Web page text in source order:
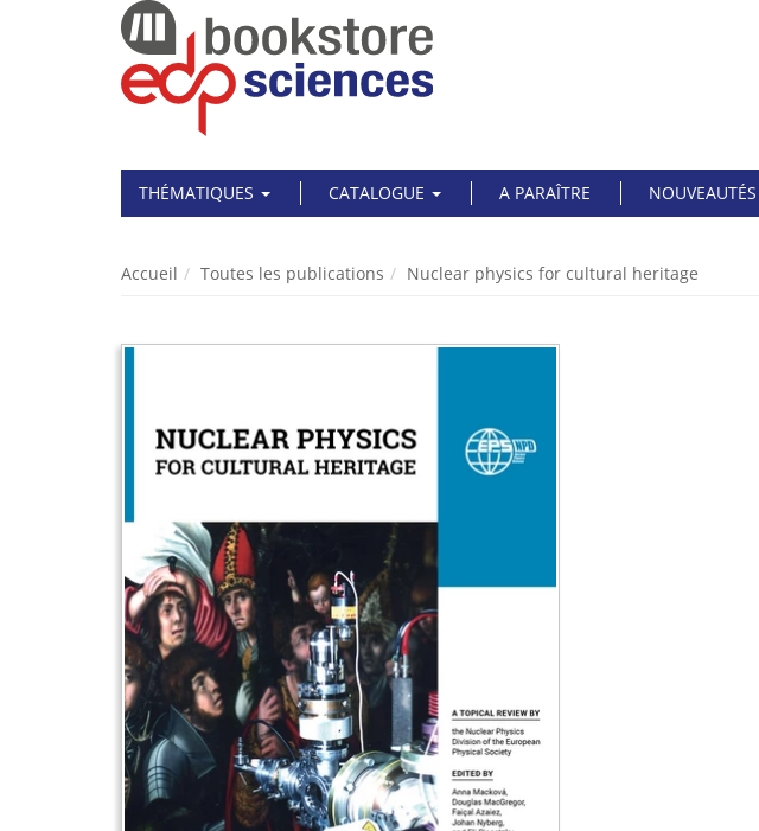
THÉMATIQUES
CATALOGUE A PARAÎTRE NOUVEAUTÉS
Accueil Toutes les publications Nuclear physics for cultural heritage